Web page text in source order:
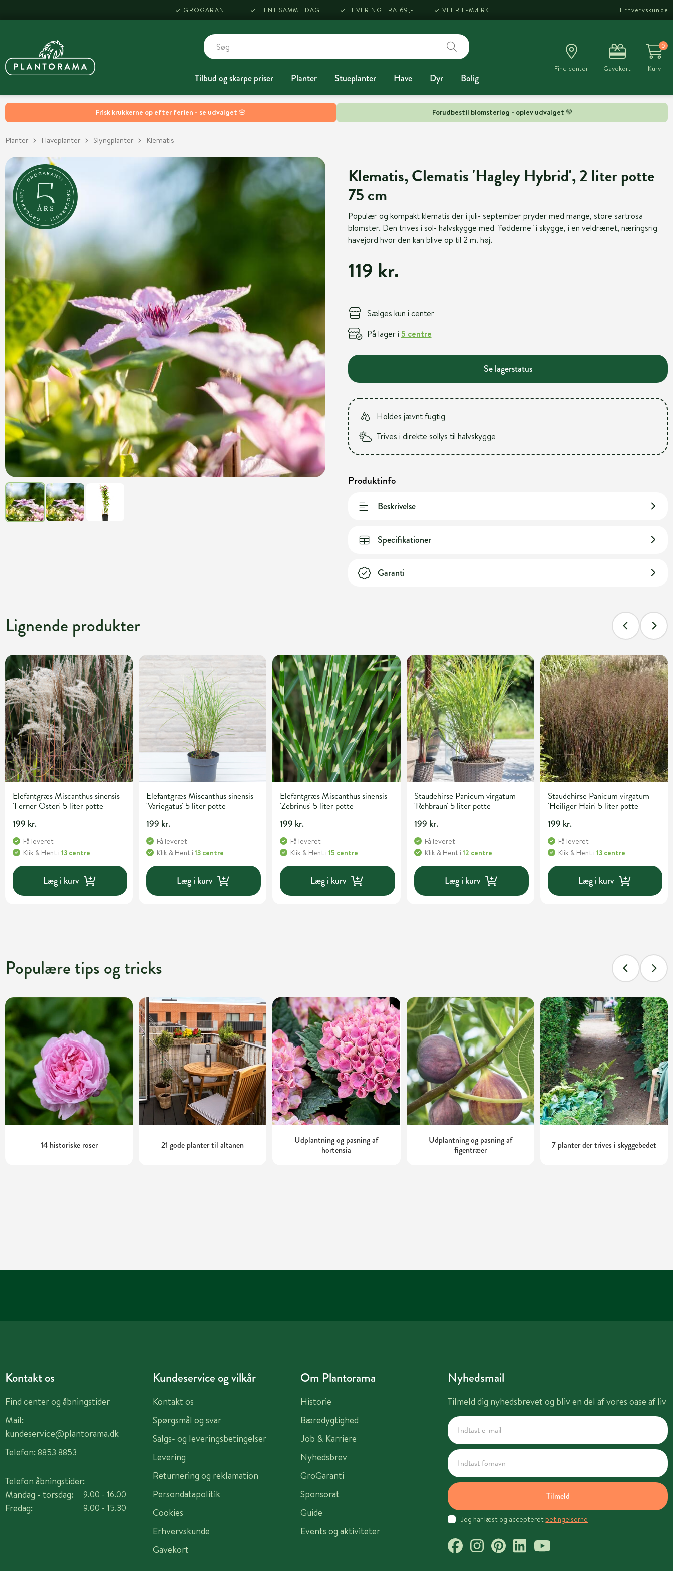
Frisk krukkerne op efter ferien - se udvalget 🌸 Forudbestil blomsterløg - oplev udvalget 💚
GROGARANTI HENT SAMME DAG LEVERING FRA 69,- VI ER E-MÆRKET Erhvervskunde
Tilbud og skarpe priser Planter Stueplanter Have Dyr Bolig
Find center Gavekort
0
Kurv
Planter Haveplanter Slyngplanter Klematis
Klematis, Clematis 'Hagley Hybrid', 2 liter potte
75 cm
Populær og kompakt klematis der i juli- september pryder med mange, store sartrosa
blomster. Den trives i sol- halvskygge med "fødderne" i skygge, i en veldrænet, næringsrig
havejord hvor den kan blive op til 2 m. høj.
119 kr.
Sælges kun i center
På lager i 5 centre
Se lagerstatus
Holdes jævnt fugtig
Trives i direkte sollys til halvskygge
Produktinfo
Beskrivelse
Specifikationer
Garanti
Lignende produkter
Elefantgræs Miscanthus sinensis
'Ferner Osten' 5 liter potte
199 kr.
Få leveret
Klik & Hent i 13 centre
Læg i kurv
Elefantgræs Miscanthus sinensis
'Variegatus' 5 liter potte
199 kr.
Få leveret
Klik & Hent i13 centre
Læg i kurv
Elefantgræs Miscanthus sinensis
'Zebrinus' 5 liter potte
199 kr.
Få leveret
Klik & Hent i15 centre
Læg i kurv
Staudehirse Panicum virgatum
'Rehbraun' 5 liter potte
199 kr.
Få leveret
Klik & Hent i 12 centre
Læg i kurv
Staudehirse Panicum virgatum
'Heiliger Hain' 5 liter potte
199 kr.
Få leveret
Klik & Hent i 13 centre
Læg i kurv
Populære tips og tricks
14 historiske roser 21 gode planter til altanen
Udplantning og pasning af
hortensia
Udplantning og pasning af
figentræer
7 planter der trives i skyggebedet
Kontakt os
Find center og åbningstider
Mail:
kundeservice@plantorama.dk
Telefon: 8853 8853
Telefon åbningstider:
Mandag - torsdag:
Fredag:
9.00 - 16.00
9.00 - 15.30
Kundeservice og vilkår
Kontakt os
Spørgsmål og svar
Salgs- og leveringsbetingelser
Levering
Returnering og reklamation
Persondatapolitik
Cookies
Erhvervskunde
Gavekort
Om Plantorama
Historie
Bæredygtighed
Job & Karriere
Nyhedsbrev
GroGaranti
Sponsorat
Guide
Events og aktiviteter
Nyhedsmail
Tilmeld dig nyhedsbrevet og bliv en del af vores oase af liv
Tilmeld
Jeg har læst og accepteret betingelserne